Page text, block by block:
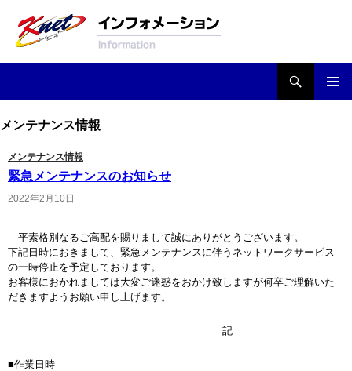
メンテナンス情報
メンテナンス情報
緊急メンテナンスのお知らせ
2022年2月10日
平素格別なるご高配を賜りまして誠にありがとうございます。
下記日時におきまして、緊急メンテナンスに伴うネットワークサービス
の一時停止を予定しております。
お客様におかれましては大変ご迷惑をおかけ致しますが何卒ご理解いた
だきますようお願い申し上げます。
記
■作業日時